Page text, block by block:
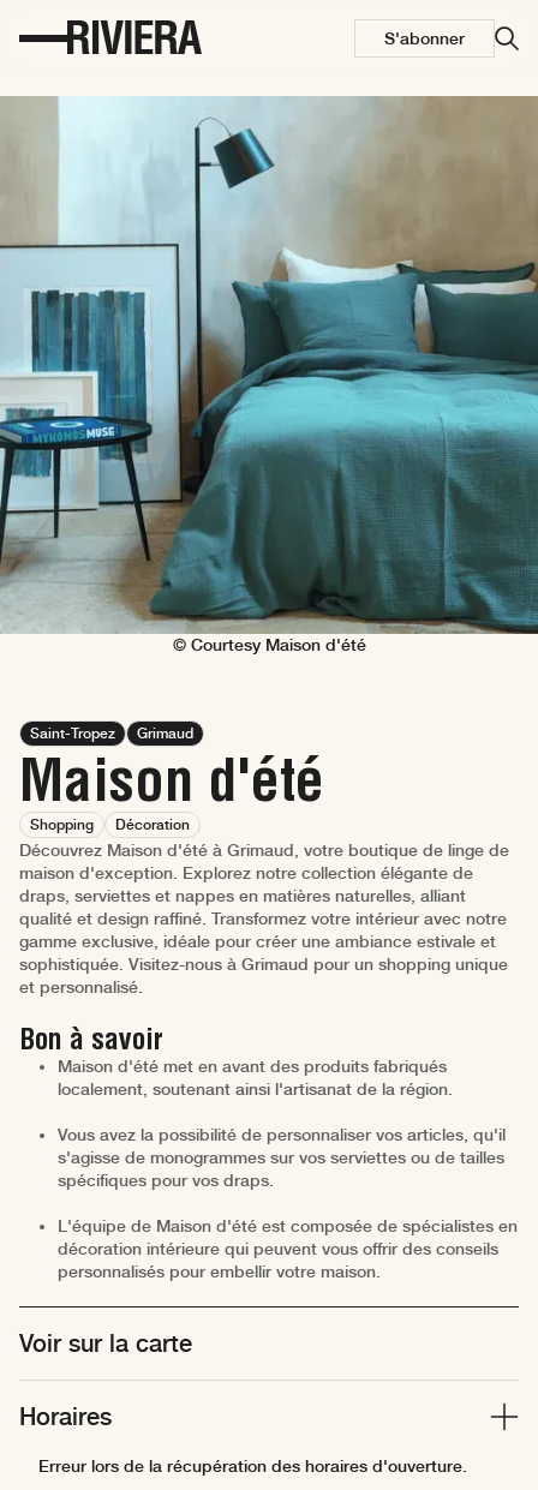
S'abonner
Saint-Tropez Grimaud
Maison d'été
Shopping Décoration
Découvrez Maison d'été à Grimaud, votre boutique de linge de
maison d'exception. Explorez notre collection élégante de
draps, serviettes et nappes en matières naturelles, alliant
qualité et design raffiné. Transformez votre intérieur avec notre
gamme exclusive, idéale pour créer une ambiance estivale et
sophistiquée. Visitez-nous à Grimaud pour un shopping unique
et personnalisé.
Bon à savoir
Maison d'été met en avant des produits fabriqués
localement, soutenant ainsi l'artisanat de la région.
Vous avez la possibilité de personnaliser vos articles, qu'il
s'agisse de monogrammes sur vos serviettes ou de tailles
spécifiques pour vos draps.
L'équipe de Maison d'été est composée de spécialistes en
décoration intérieure qui peuvent vous offrir des conseils
personnalisés pour embellir votre maison.
Voir sur la carte
Horaires
Erreur lors de la récupération des horaires d'ouverture.
© Courtesy Maison d'été